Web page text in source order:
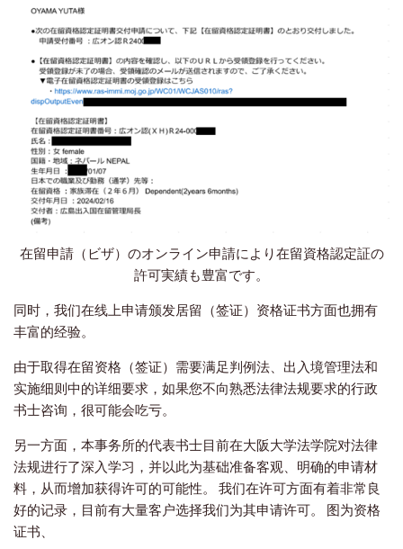
在留申請（ビザ）のオンライン申請により在留資格認定証の
許可実績も豊富です。
同时，我们在线上申请颁发居留（签证）资格证书方面也拥有
丰富的经验。
由于取得在留资格（签证）需要满足判例法、出入境管理法和
实施细则中的详细要求，如果您不向熟悉法律法规要求的行政
书士咨询，很可能会吃亏。
另一方面，本事务所的代表书士目前在大阪大学法学院对法律
法规进行了深入学习，并以此为基础准备客观、明确的申请材
料，从而增加获得许可的可能性。 我们在许可方面有着非常良
好的记录，目前有大量客户选择我们为其申请许可。 图为资格
证书、